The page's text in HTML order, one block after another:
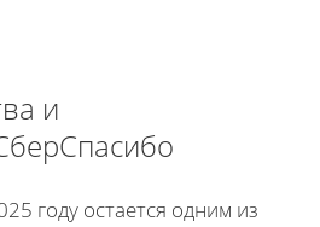
и
году остается одним из